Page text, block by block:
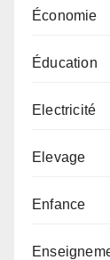
Économie
Éducation
Electricité
Elevage
Enfance